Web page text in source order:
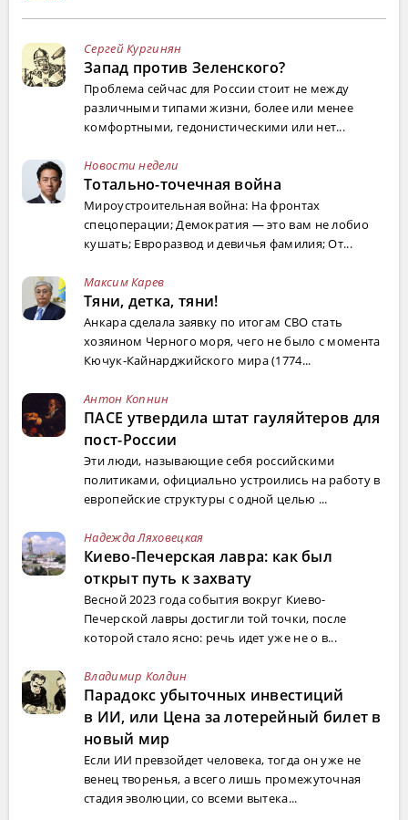
Сергей Кургинян
Запад против Зеленского?
Проблема сейчас для России стоит не между
различными типами жизни, более или менее
комфортными, гедонистическими или нет...
Новости недели
Тотально-точечная война
Мироустроительная война: На фронтах
спецоперации; Демократия — это вам не лобио
кушать; Евроразвод и девичья фамилия; От...
Максим Карев
Тяни, детка, тяни!
Анкара сделала заявку по итогам СВО стать
хозяином Черного моря, чего не было с момента
Кючук-Кайнарджийского мира (1774...
Антон Копнин
ПАСЕ утвердила штат гауляйтеров для
пост-России
Эти люди, называющие себя российскими
политиками, официально устроились на работу в
европейские структуры с одной целью ...
Надежда Ляховецкая
Киево-Печерская лавра: как был
открыт путь к захвату
Весной 2023 года события вокруг Киево-
Печерской лавры достигли той точки, после
которой стало ясно: речь идет уже не о в...
Владимир Колдин
Парадокс убыточных инвестиций
в ИИ, или Цена за лотерейный билет в
новый мир
Если ИИ превзойдет человека, тогда он уже не
венец творенья, а всего лишь промежуточная
стадия эволюции, со всеми вытека...